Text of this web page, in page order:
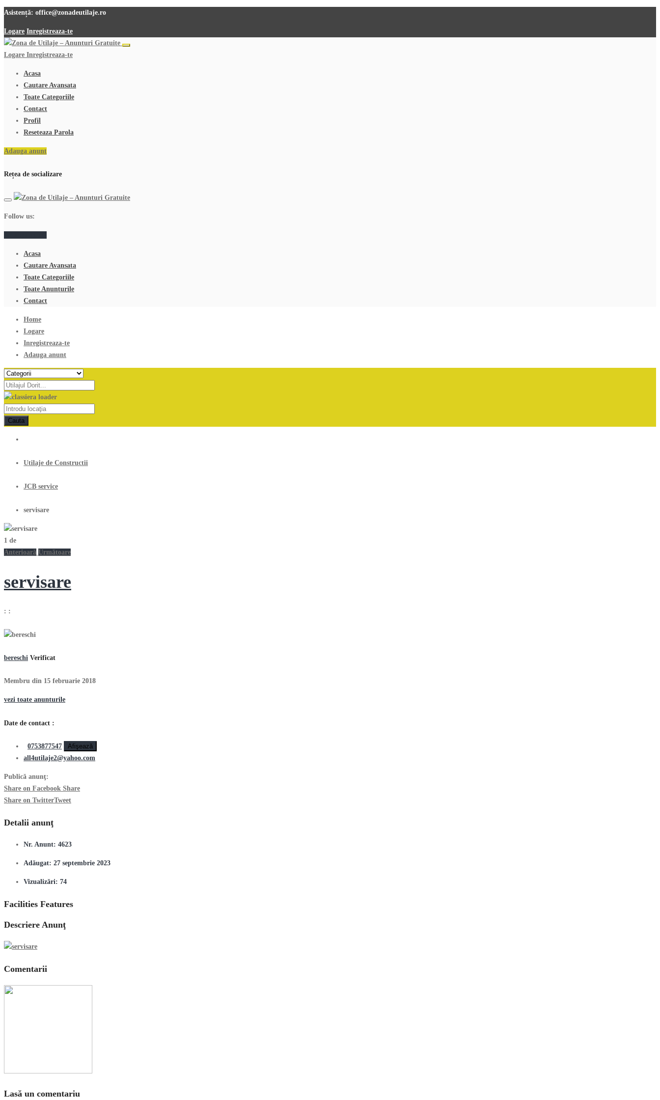
Asistență: office@zonadeutilaje.ro
Logare Inregistreaza-te
Logare Inregistreaza-te
Acasa
Cautare Avansata
Toate Categoriile
Contact
Profil
Reseteaza Parola
Adauga anunt
Rețea de socializare
Follow us:
Acasa
Cautare Avansata
Toate Categoriile
Toate Anunturile
Contact
Home
Logare
Inregistreaza-te
Adauga anunt
Cauta
Utilaje de Constructii
JCB service
servisare
1 de
Anterioară Următoare
servisare
: :
bereschi Verificat
Membru din 15 februarie 2018
vezi toate anunturile
Date de contact :
0753877547
Afişează
all4utilaje2@yahoo.com
Publică anunţ:
Share on Facebook Share
Share on TwitterTweet
Detalii anunţ
Nr. Anunt: 4623
Adăugat: 27 septembrie 2023
Vizualizări: 74
Facilities Features
Descriere Anunţ
Comentarii
Lasă un comentariu